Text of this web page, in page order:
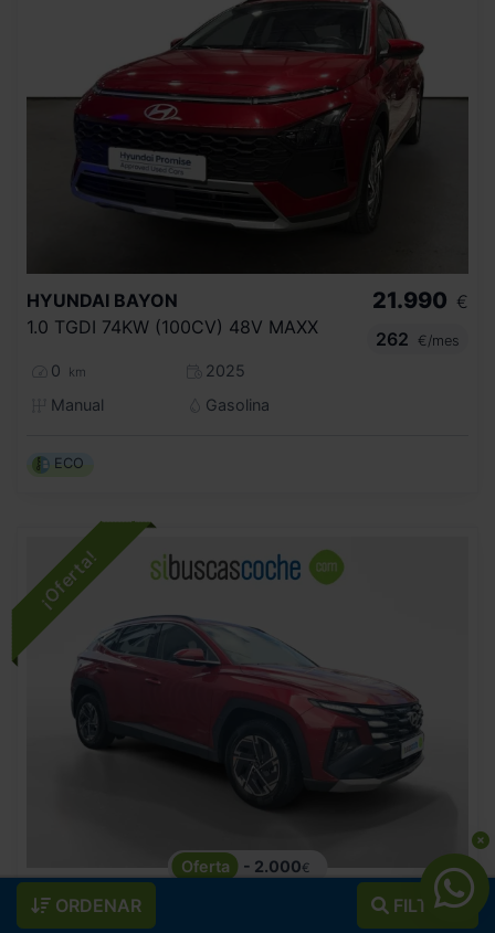
ORDENAR FILTROS
HYUNDAI BAYON
1.0 TGDI 74KW (100CV) 48V MAXX
0 km
2025
Manual
Gasolina
21.990 €
262
€/mes
ECO
- 2.000€
HYUNDAI TUCSON
1.6T 118KW (160CV) 48V DCT MAXX
28.990 €
26.990